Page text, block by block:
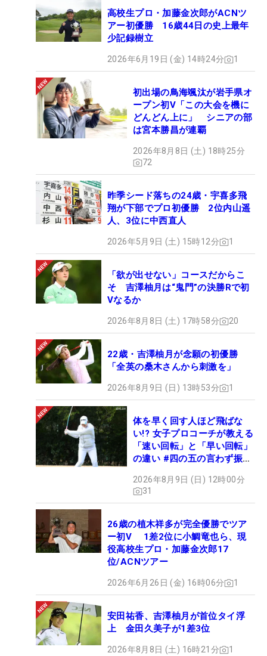
高校生プロ・加藤金次郎がACNツ
アー初優勝 16歳44日の史上最年
少記録樹立
2026年6月19日 (金) 14時24分 1
初出場の鳥海颯汰が岩手県オ
ープン初V「この大会を機に
どんどん上に」 シニアの部
は宮本勝昌が連覇
2026年8月8日 (土) 18時25分
72
昨季シード落ちの24歳・宇喜多飛
翔が下部でプロ初優勝 2位内山遥
人、3位に中西直人
2026年5月9日 (土) 15時12分 1
「欲が出せない」コースだからこ
そ 吉澤柚月は“鬼門”の決勝Rで初
Vなるか
2026年8月8日 (土) 17時58分 20
22歳・吉澤柚月が念願の初優勝
「全英の桑木さんから刺激を」
2026年8月9日 (日) 13時53分 1
体を早く回す人ほど飛ばな
い!? 女子プロコーチが教える
「速い回転」と「早い回転」
の違い #四の五の言わず振り
2026年8月9日 (日) 12時00分
31
26歳の植木祥多が完全優勝でツア
ー初V 1差2位に小鯛竜也ら、現
役高校生プロ・加藤金次郎17
位/ACNツアー
2026年6月26日 (金) 16時06分 1
安田祐香、吉澤柚月が首位タイ浮
上 金田久美子が1差3位
2026年8月8日 (土) 16時21分 1